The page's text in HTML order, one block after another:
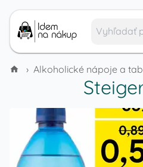
› Alkoholické nápoje a